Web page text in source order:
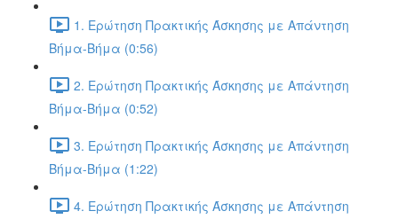
1. Ερώτηση Πρακτικής Άσκησης με Απάντηση
Βήμα-Βήμα (0:56)
2. Ερώτηση Πρακτικής Άσκησης με Απάντηση
Βήμα-Βήμα (0:52)
3. Ερώτηση Πρακτικής Άσκησης με Απάντηση
Βήμα-Βήμα (1:22)
4. Ερώτηση Πρακτικής Άσκησης με Απάντηση